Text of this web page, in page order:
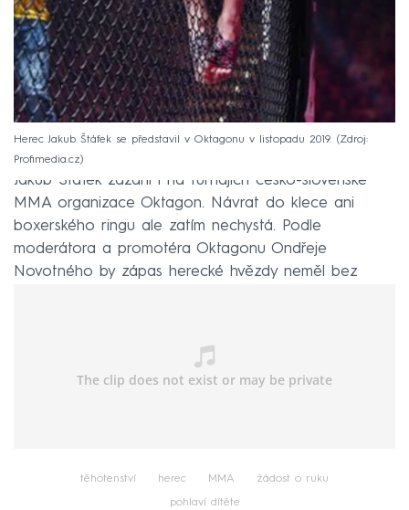
Herec Jakub Štáfek se představil v Oktagonu v listopadu 2019.
Zdroj:
Profimedia.cz
Jakub Štáfek zazářil i na turnajích česko-slovenské
MMA organizace Oktagon. Návrat do klece ani
boxerského ringu ale zatím nechystá. Podle
moderátora a promotéra Oktagonu Ondřeje
Novotného by zápas herecké hvězdy neměl bez
těhotenství herec MMA žádost o ruku
pohlaví dítěte